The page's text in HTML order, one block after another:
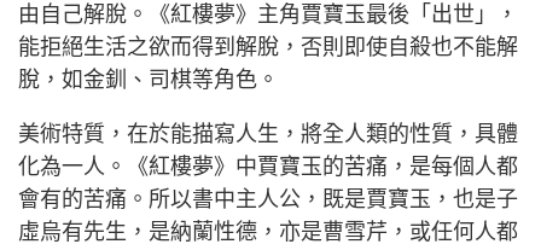
由自己解脫。《紅樓夢》主角賈寶玉最後「出世」，
能拒絕生活之欲而得到解脫，否則即使自殺也不能解
脫，如金釧、司棋等角色。
美術特質，在於能描寫人生，將全人類的性質，具體
化為一人。《紅樓夢》中賈寶玉的苦痛，是每個人都
會有的苦痛。所以書中主人公，既是賈寶玉，也是子
虛烏有先生，是納蘭性德，亦是曹雪芹，或任何人都